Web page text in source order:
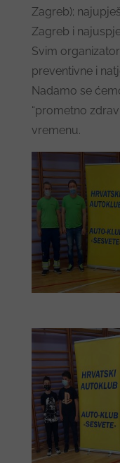
Zagreb);
Zagreb i
Svim
preventivne i
Nadamo se
“prometno
vremenu.